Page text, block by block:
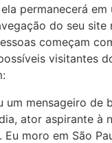
permanecerá em
do seu site
começam
visitantes
um mensageiro de
ator aspirante à
Eu moro em São